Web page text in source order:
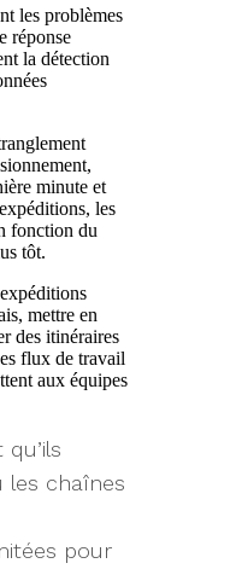
les problèmes
réponse
la détection
minute et
les
fonction du
tôt.
mettre en
des itinéraires
flux de travail
aux équipes
les chaînes
pour